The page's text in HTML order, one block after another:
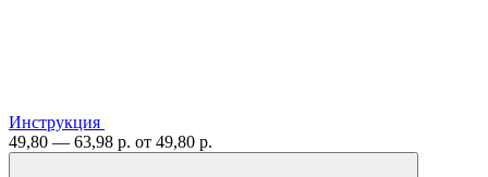
Инструкция
49,80 — 63,98 р. от 49,80 р.